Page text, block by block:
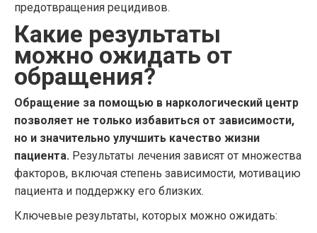
предотвращения рецидивов.
Какие результаты
можно ожидать от
обращения?
Обращение за помощью в наркологический центр
позволяет не только избавиться от зависимости,
но и значительно улучшить качество жизни
пациента. Результаты лечения зависят от множества
факторов, включая степень зависимости, мотивацию
пациента и поддержку его близких.
Ключевые результаты, которых можно ожидать: